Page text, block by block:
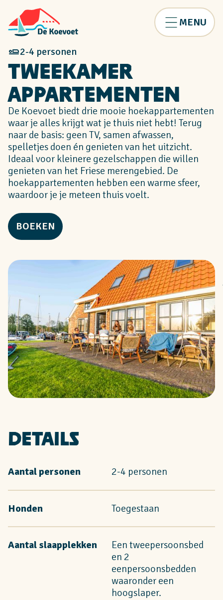
MENU
2-4 personen
tweekamer
appartementen
De Koevoet biedt drie mooie hoekappartementen
waar je alles krijgt wat je thuis niet hebt! Terug
naar de basis: geen TV, samen afwassen,
spelletjes doen én genieten van het uitzicht.
Ideaal voor kleinere gezelschappen die willen
genieten van het Friese merengebied. De
hoekappartementen hebben een warme sfeer,
waardoor je je meteen thuis voelt.
BOEKEN
Details
Aantal personen 2-4 personen
Honden Toegestaan
Aantal slaapplekken
Een tweepersoonsbed
en 2
eenpersoonsbedden
waaronder een
hoogslaper.